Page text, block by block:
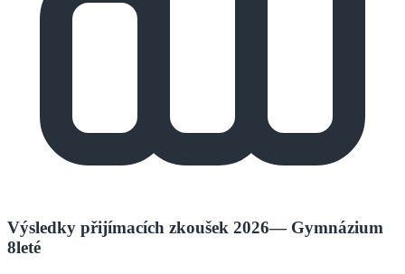
Výsledky přijímacích zkoušek 2026— Gymnázium
8leté